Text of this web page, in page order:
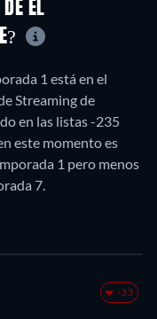
EL
1 está en el
Streaming de
en las listas -235
este momento es
1 pero menos
7.
-33